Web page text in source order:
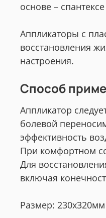
основе –
Аппликаторы с
восстановления
настроения.
Способ
Аппликатор
болевой
эффективность
При комфортном
Для
включая
Размер: